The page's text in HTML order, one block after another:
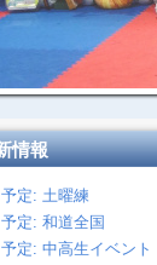
情報
予定: 土曜練
予定: 和道全国
予定: 中高生イベント